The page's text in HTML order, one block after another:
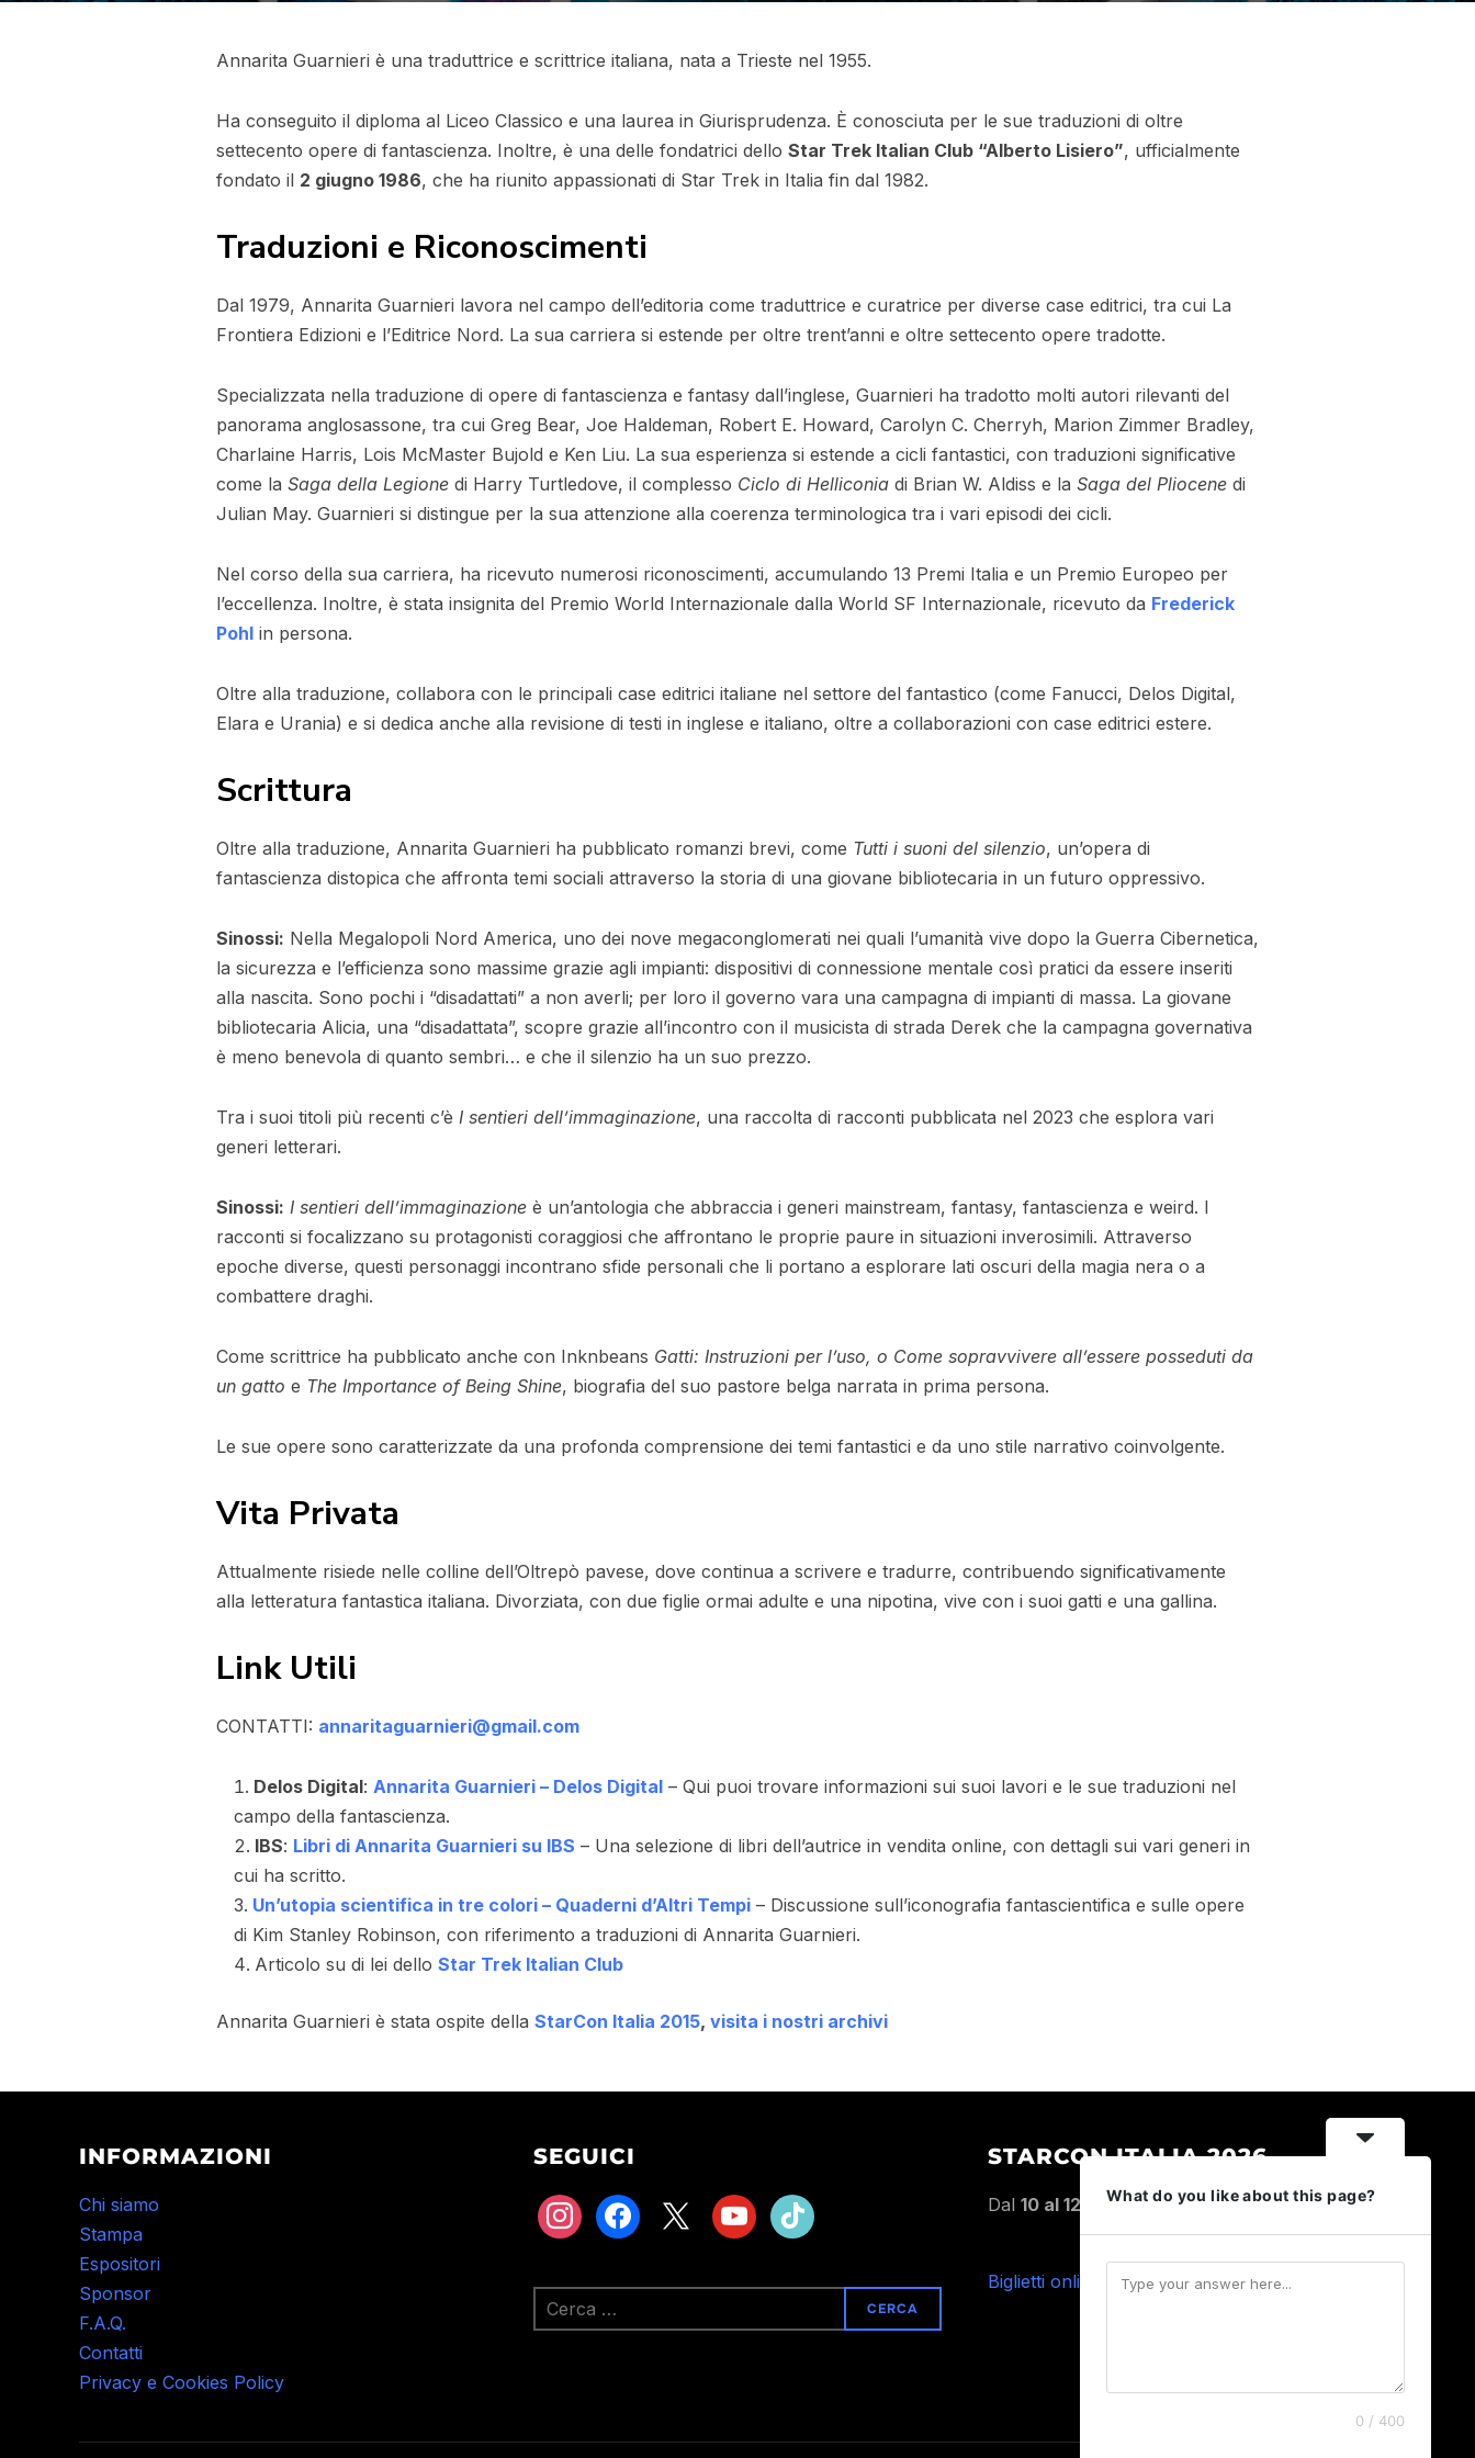
Annarita Guarnieri è una traduttrice e scrittrice italiana, nata a Trieste nel 1955.
Ha conseguito il diploma al Liceo Classico e una laurea in Giurisprudenza. È conosciuta per le sue traduzioni di oltre
settecento opere di fantascienza. Inoltre, è una delle fondatrici dello Star Trek Italian Club “Alberto Lisiero”, ufficialmente
fondato il 2 giugno 1986, che ha riunito appassionati di Star Trek in Italia fin dal 1982.
Traduzioni e Riconoscimenti
Dal 1979, Annarita Guarnieri lavora nel campo dell’editoria come traduttrice e curatrice per diverse case editrici, tra cui La
Frontiera Edizioni e l’Editrice Nord. La sua carriera si estende per oltre trent’anni e oltre settecento opere tradotte.
Specializzata nella traduzione di opere di fantascienza e fantasy dall’inglese, Guarnieri ha tradotto molti autori rilevanti del
panorama anglosassone, tra cui Greg Bear, Joe Haldeman, Robert E. Howard, Carolyn C. Cherryh, Marion Zimmer Bradley,
Charlaine Harris, Lois McMaster Bujold e Ken Liu. La sua esperienza si estende a cicli fantastici, con traduzioni significative
come la Saga della Legione di Harry Turtledove, il complesso Ciclo di Helliconia di Brian W. Aldiss e la Saga del Pliocene di
Julian May. Guarnieri si distingue per la sua attenzione alla coerenza terminologica tra i vari episodi dei cicli.
Nel corso della sua carriera, ha ricevuto numerosi riconoscimenti, accumulando 13 Premi Italia e un Premio Europeo per
l’eccellenza. Inoltre, è stata insignita del Premio World Internazionale dalla World SF Internazionale, ricevuto da Frederick
Pohl in persona.
Oltre alla traduzione, collabora con le principali case editrici italiane nel settore del fantastico (come Fanucci, Delos Digital,
Elara e Urania) e si dedica anche alla revisione di testi in inglese e italiano, oltre a collaborazioni con case editrici estere.
Scrittura
Oltre alla traduzione, Annarita Guarnieri ha pubblicato romanzi brevi, come Tutti i suoni del silenzio, un’opera di
fantascienza distopica che affronta temi sociali attraverso la storia di una giovane bibliotecaria in un futuro oppressivo.
Sinossi: Nella Megalopoli Nord America, uno dei nove megaconglomerati nei quali l’umanità vive dopo la Guerra Cibernetica,
la sicurezza e l’efficienza sono massime grazie agli impianti: dispositivi di connessione mentale così pratici da essere inseriti
alla nascita. Sono pochi i “disadattati” a non averli; per loro il governo vara una campagna di impianti di massa. La giovane
bibliotecaria Alicia, una “disadattata”, scopre grazie all’incontro con il musicista di strada Derek che la campagna governativa
è meno benevola di quanto sembri… e che il silenzio ha un suo prezzo.
Tra i suoi titoli più recenti c’è I sentieri dell’immaginazione, una raccolta di racconti pubblicata nel 2023 che esplora vari
generi letterari.
Sinossi: I sentieri dell’immaginazione è un’antologia che abbraccia i generi mainstream, fantasy, fantascienza e weird. I
racconti si focalizzano su protagonisti coraggiosi che affrontano le proprie paure in situazioni inverosimili. Attraverso
epoche diverse, questi personaggi incontrano sfide personali che li portano a esplorare lati oscuri della magia nera o a
combattere draghi.
Come scrittrice ha pubblicato anche con Inknbeans Gatti: Instruzioni per l’uso, o Come sopravvivere all’essere posseduti da
un gatto e The Importance of Being Shine, biografia del suo pastore belga narrata in prima persona.
Le sue opere sono caratterizzate da una profonda comprensione dei temi fantastici e da uno stile narrativo coinvolgente.
Vita Privata
Attualmente risiede nelle colline dell’Oltrepò pavese, dove continua a scrivere e tradurre, contribuendo significativamente
alla letteratura fantastica italiana. Divorziata, con due figlie ormai adulte e una nipotina, vive con i suoi gatti e una gallina.
Link Utili
CONTATTI: annaritaguarnieri@gmail.com
Delos Digital: Annarita Guarnieri – Delos Digital – Qui puoi trovare informazioni sui suoi lavori e le sue traduzioni nel
campo della fantascienza.
IBS: Libri di Annarita Guarnieri su IBS – Una selezione di libri dell’autrice in vendita online, con dettagli sui vari generi in
cui ha scritto.
Un’utopia scientifica in tre colori – Quaderni d’Altri Tempi – Discussione sull’iconografia fantascientifica e sulle opere
di Kim Stanley Robinson, con riferimento a traduzioni di Annarita Guarnieri.
Articolo su di lei dello Star Trek Italian Club
Annarita Guarnieri è stata ospite della StarCon Italia 2015, visita i nostri archivi
INFORMAZIONI
Chi siamo
Stampa
Espositori
Sponsor
F.A.Q.
Contatti
Privacy e Cookies Policy
SEGUICI
instagramfacebook youtubetiktok
Ricerca
per:
STARCON ITALIA 2026
Dal 10 al 12 Aprile 2026,Palacongressi
Bellaria Igea Marina
Biglietti online
What do you like about this page?
0 / 400